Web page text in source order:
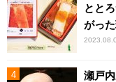
とと
がっ
瀬戸